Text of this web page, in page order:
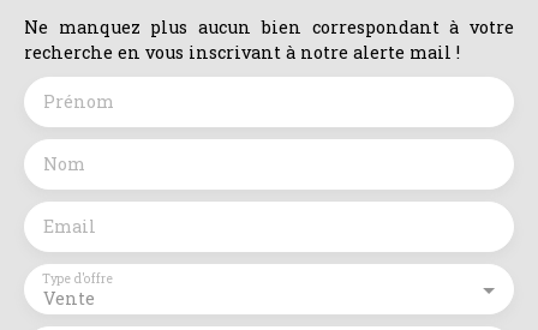
Ne manquez plus aucun bien correspondant à votre
recherche en vous inscrivant à notre alerte mail !
Prénom
Nom
Email
Vente
Type d'offre